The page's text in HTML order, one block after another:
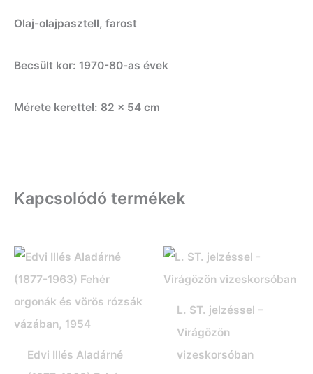
Olaj-olajpasztell, farost
Becsült kor: 1970-80-as évek
Mérete kerettel: 82 x 54 cm
Kapcsolódó termékek
Edvi Illés Aladárné
L. ST. jelzéssel –
Virágözön
vizeskorsóban